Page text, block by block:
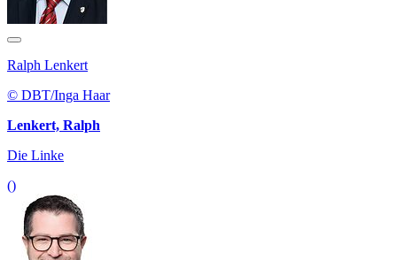
Ralph Lenkert
© DBT/Inga Haar
Lenkert, Ralph
Die Linke
()